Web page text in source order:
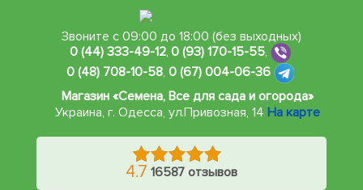
Звоните с 09:00 до 18:00 (без выходных)
0 (44) 333-49-12,0 (93) 170-15-55,
0 (48) 708-10-58, 0 (67) 004-06-36
Магазин «Семена, Все для сада и огорода»
Украина, г. Одесса, ул.Привозная, 14 На карте
4.7 16587 отзывов